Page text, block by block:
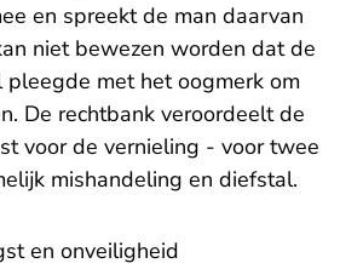
en spreekt de man daarvan
niet bewezen worden dat de
met het oogmerk om
De rechtbank veroordeelt de
voor de vernieling - voor twee
mishandeling en diefstal.
en onveiligheid